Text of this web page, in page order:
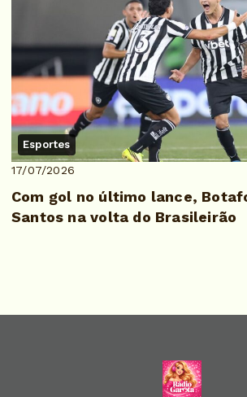
Esportes
17/07/2026
Com gol no último lance,
Santos na volta do Brasileirão